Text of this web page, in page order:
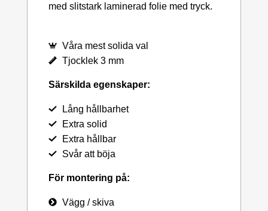
med slitstark laminerad folie med tryck.
Våra mest solida val
Tjocklek 3 mm
Särskilda egenskaper:
Lång hållbarhet
Extra solid
Extra hållbar
Svår att böja
För montering på:
Vägg / skiva